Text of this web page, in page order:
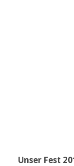
Unser Fest